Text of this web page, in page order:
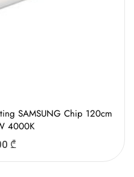
SAMSUNG Chip 120cm
4000K
₾